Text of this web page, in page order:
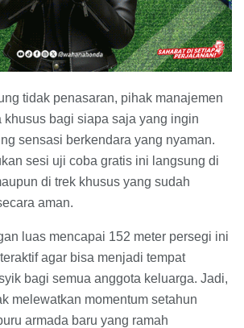
tidak penasaran, pihak manajemen
khusus bagi siapa saja yang ingin
sensasi berkendara yang nyaman.
sesi uji coba gratis ini langsung di
di trek khusus yang sudah
aman.
luas mencapai 152 meter persegi ini
agar bisa menjadi tempat
bagi semua anggota keluarga. Jadi,
melewatkan momentum setahun
armada baru yang ramah